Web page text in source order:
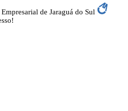
de Jaraguá do Sul